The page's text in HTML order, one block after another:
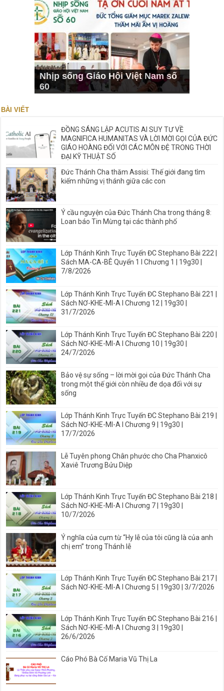
Nhịp sống Giáo Hội Việt Nam số
60
BÀI VIẾT
ĐỒNG SÁNG LẬP ACUTIS AI SUY TƯ VỀ
MAGNIFICA HUMANITAS VÀ LỜI MỜI GỌI CỦA ĐỨC
GIÁO HOÀNG ĐỐI VỚI CÁC MÔN ĐỆ TRONG THỜI
ĐẠI KỸ THUẬT SỐ
Đức Thánh Cha thăm Assisi: Thế giới đang tìm
kiếm những vị thánh giữa các con
Ý cầu nguyện của Đức Thánh Cha trong tháng 8:
Loan báo Tin Mừng tại các thành phố
Lớp Thánh Kinh Trực Tuyến ĐC Stephano Bài 222 |
Sách MA-CA-BÊ Quyển 1 I Chương 1 | 19g30 |
7/8/2026
Lớp Thánh Kinh Trực Tuyến ĐC Stephano Bài 221 |
Sách NƠ-KHE-MI-A I Chương 12 | 19g30 |
31/7/2026
Lớp Thánh Kinh Trực Tuyến ĐC Stephano Bài 220 |
Sách NƠ-KHE-MI-A I Chương 10 | 19g30 |
24/7/2026
Bảo vệ sự sống – lời mời gọi của Đức Thánh Cha
trong một thế giới còn nhiều đe dọa đối với sự
sống
Lớp Thánh Kinh Trực Tuyến ĐC Stephano Bài 219 |
Sách NƠ-KHE-MI-A I Chương 9 | 19g30 |
17/7/2026
Lễ Tuyên phong Chân phước cho Cha Phanxicô
Xaviê Trương Bửu Diệp
Lớp Thánh Kinh Trực Tuyến ĐC Stephano Bài 218 |
Sách NƠ-KHE-MI-A I Chương 7 | 19g30 |
10/7/2026
Ý nghĩa của cụm từ “Hy lễ của tôi cũng là của anh
chị em” trong Thánh lễ
Lớp Thánh Kinh Trực Tuyến ĐC Stephano Bài 217 |
Sách NƠ-KHE-MI-A I Chương 5 | 19g30 | 3/7/2026
Lớp Thánh Kinh Trực Tuyến ĐC Stephano Bài 216 |
Sách NƠ-KHE-MI-A I Chương 3 | 19g30 |
26/6/2026
Cáo Phó Bà Cố Maria Vũ Thị La